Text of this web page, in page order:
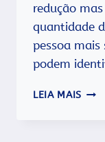
redução
quantidade
pessoa mais
podem
LEIA MAIS